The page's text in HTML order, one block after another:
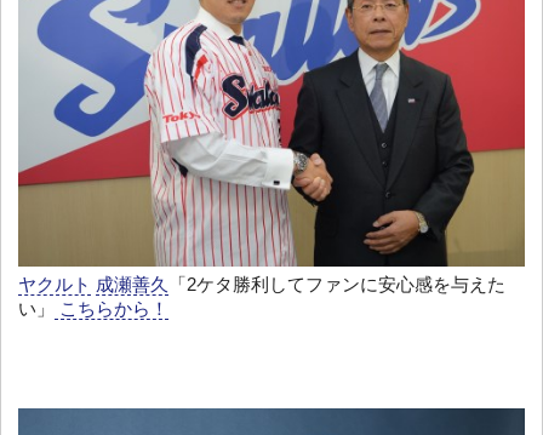
ヤクルト 成瀬善久
「2ケタ勝利してファンに安心感を与えた
い」
こちらから！